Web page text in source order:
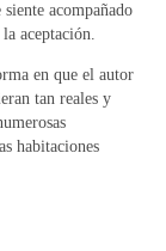
acompañado
aceptación.
en que el autor
tan reales y
habitaciones